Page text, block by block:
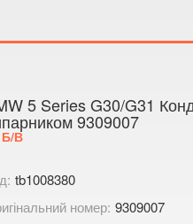
5 Series G30/G31
9309007
Б/В
tb1008380
номер: 9309007